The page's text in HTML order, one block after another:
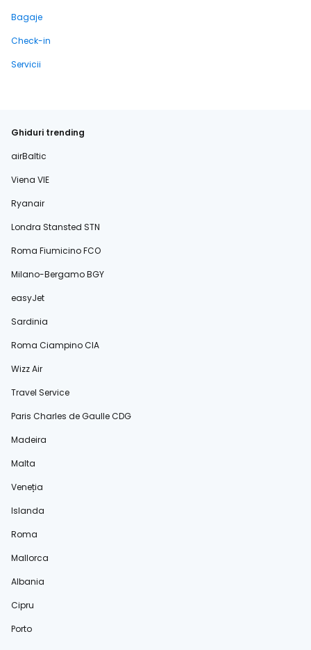
Bagaje
Check-in
Servicii
Ghiduri trending
airBaltic
Viena VIE
Ryanair
Londra Stansted STN
Roma Fiumicino FCO
Milano-Bergamo BGY
easyJet
Sardinia
Roma Ciampino CIA
Wizz Air
Travel Service
Paris Charles de Gaulle CDG
Madeira
Malta
Veneția
Islanda
Roma
Mallorca
Albania
Cipru
Porto